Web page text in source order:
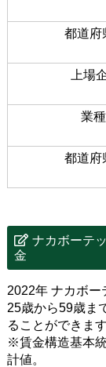
都道府
上場
業
都道府
ナカボーテ
金
2022年 ナカボー
25歳から59歳ま
ることができます
※賃金構造基本
計値。